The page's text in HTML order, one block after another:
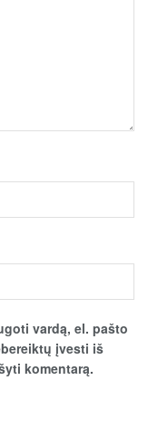
vardą, el. pašto
įvesti iš
komentarą.